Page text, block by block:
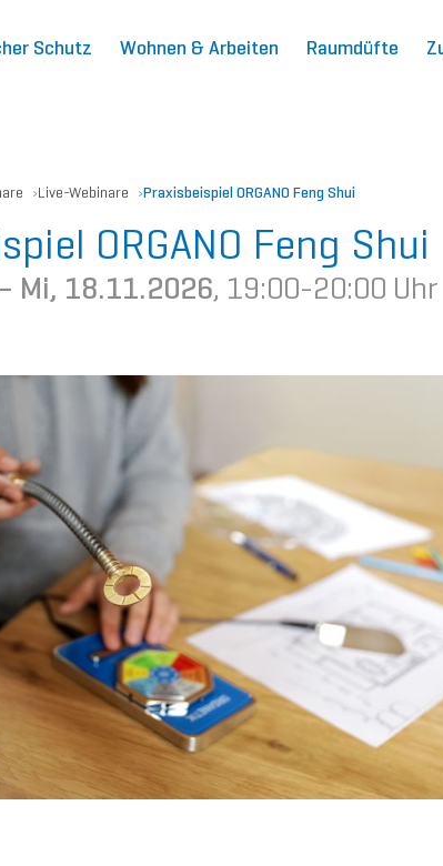
Schutz Wohnen & Arbeiten Raumdüfte
Live-Webinare Praxisbeispiel ORGANO Feng Shui
ORGANO Feng Shui
Mi, 18.11.2026, 19:00-20:00 Uhr